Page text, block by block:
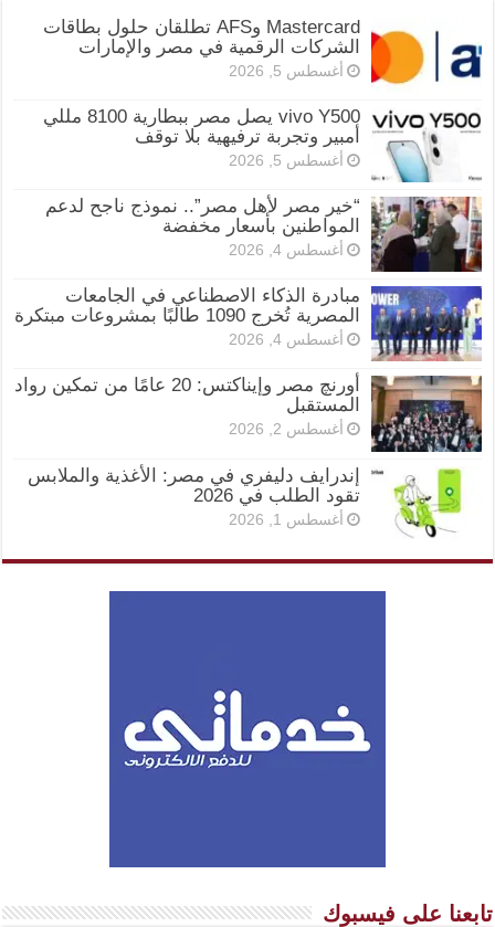
Mastercard وAFS تطلقان حلول بطاقات
الشركات الرقمية في مصر والإمارات
أغسطس 5, 2026
vivo Y500 يصل مصر ببطارية 8100 مللي
أمبير وتجربة ترفيهية بلا توقف
أغسطس 5, 2026
“خير مصر لأهل مصر”.. نموذج ناجح لدعم
المواطنين بأسعار مخفضة
أغسطس 4, 2026
مبادرة الذكاء الاصطناعي في الجامعات
المصرية تُخرج 1090 طالبًا بمشروعات مبتكرة
أغسطس 4, 2026
أورنچ مصر وإيناكتس: 20 عامًا من تمكين رواد
المستقبل
أغسطس 2, 2026
إندرايف دليفري في مصر: الأغذية والملابس
تقود الطلب في 2026
أغسطس 1, 2026
تابعنا على فيسبوك